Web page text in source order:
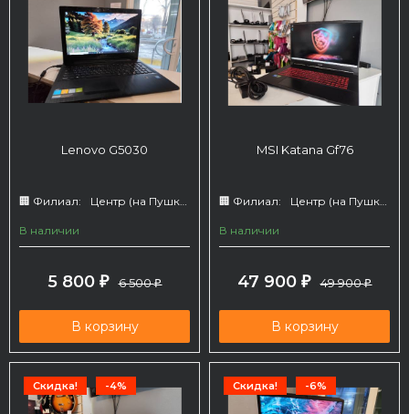
Lenovo G5030
🏢 Филиал: Центр (на Пушкина 66)
В наличии
5 800 ₽ 6 500₽
В корзину
MSI Katana Gf76
🏢 Филиал: Центр (на Пушкина 66)
В наличии
47 900 ₽ 49 900₽
В корзину
Скидка! -4% Скидка! -6%